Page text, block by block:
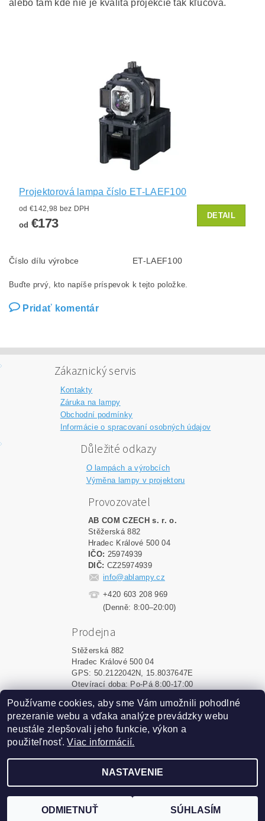
alebo tam kde nie je kvalita projekcie tak kľúčová.
Projektorová lampa číslo ET-LAEF100
od €142,98 bez DPH
od €173
DETAIL
Číslo dílu výrobce ET-LAEF100
Buďte prvý, kto napíše príspevok k tejto položke.
Pridať komentár
Zákaznický servis
Kontakty
Záruka na lampy
Obchodní podmínky
Informácie o spracovaní osobných údajov
Důležité odkazy
O lampách a výrobcích
Výměna lampy v projektoru
Provozovatel
AB COM CZECH s. r. o.
Stěžerská 882
Hradec Králové 500 04
IČO: 25974939
DIČ: CZ25974939
info@ablampy.cz
+420 603 208 969
(Denně: 8:00–20:00)
Prodejna
Stěžerská 882
Hradec Králové 500 04
GPS: 50.2122042N, 15.8037647E
Otevírací doba: Po-Pá 8:00-17:00
Shoptet.sk MôjPrvýEshop.sk
Vytvoril Shoptet
Podle zákona o evidenci tržeb je prodávající povinen
vystavit kupujícímu účtenku. Zároveň je povinen zaevidovat
Používame cookies, aby sme Vám umožnili pohodlné
prezeranie webu a vďaka analýze prevádzky webu
neustále zlepšovali jeho funkcie, výkon a
použiteľnosť.Viac informácií.
NASTAVENIE
ODMIETNUŤ SÚHLASÍM